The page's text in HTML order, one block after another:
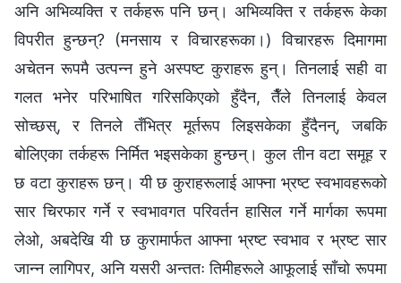
अनि अभिव्यक्ति र तर्कहरू पनि छन्। अभिव्यक्ति र तर्कहरू केका
विपरीत हुन्छन्? (मनसाय र विचारहरूका।) विचारहरू दिमागमा
अचेतन रूपमै उत्पन्न हुने अस्पष्ट कुराहरू हुन्। तिनलाई सही वा
गलत भनेर परिभाषित गरिसकिएको हुँदैन, तैँले तिनलाई केवल
सोच्छस्, र तिनले तँभित्र मूर्तरूप लिइसकेका हुँदैनन्, जबकि
बोलिएका तर्कहरू निर्मित भइसकेका हुन्छन्। कुल तीन वटा समूह र
छ वटा कुराहरू छन्। यी छ कुराहरूलाई आफ्ना भ्रष्ट स्वभावहरूको
सार चिरफार गर्ने र स्वभावगत परिवर्तन हासिल गर्ने मार्गका रूपमा
लेओ, अबदेखि यी छ कुरामार्फत आफ्ना भ्रष्ट स्वभाव र भ्रष्ट सार
जान्न लागिपर, अनि यसरी अन्ततः तिमीहरूले आफूलाई साँचो रूपमा